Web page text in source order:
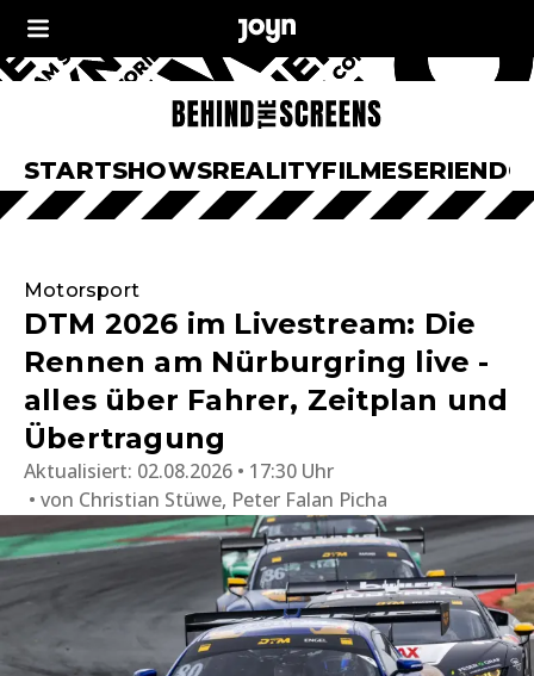
STARTSHOWSREALITYFILMESERIEN
Motorsport
DTM 2026 im Livestream: Die
Rennen am Nürburgring live -
alles über Fahrer, Zeitplan und
Übertragung
Aktualisiert: 02.08.2026 • 17:30 Uhr
von Christian Stüwe, Peter Falan Picha